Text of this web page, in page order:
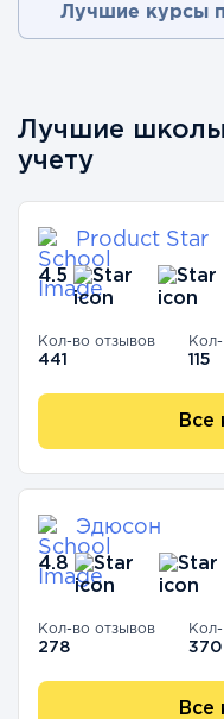
Лучшие курсы
Лучшие школы
учету
Product Star
4.5
Кол-во отзывов
441 115
Все
Эдюсон
4.8
Кол-во отзывов
278 370
Все